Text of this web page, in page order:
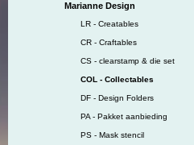
Marianne Design
LR - Creatables
CR - Craftables
CS - clearstamp & die set
COL - Collectables
DF - Design Folders
PA - Pakket aanbieding
PS - Mask stencil